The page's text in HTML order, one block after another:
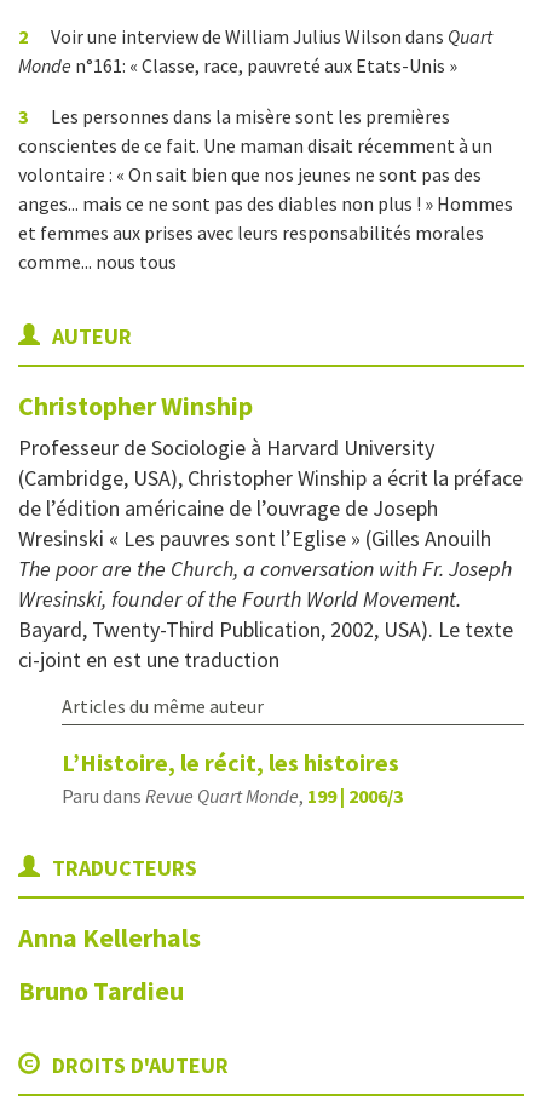
2 Voir une interview de William Julius Wilson dans Quart
Monde n°161: « Classe, race, pauvreté aux Etats-Unis »
3
Les personnes dans la misère sont les premières
conscientes de ce fait. Une maman disait récemment à un
volontaire : « On sait bien que nos jeunes ne sont pas des
anges... mais ce ne sont pas des diables non plus ! » Hommes
et femmes aux prises avec leurs responsabilités morales
comme... nous tous
AUTEUR
ChristopherWinship
Professeur de Sociologie à Harvard University
(Cambridge, USA), Christopher Winship a écrit la préface
de l’édition américaine de l’ouvrage de Joseph
Wresinski « Les pauvres sont l’Eglise » (Gilles Anouilh
The poor are the Church, a conversation with Fr. Joseph
Wresinski, founder of the Fourth World Movement.
Bayard, Twenty-Third Publication, 2002, USA). Le texte
ci-joint en est une traduction
Articles du même auteur
L’Histoire, le récit, les histoires
Paru dans Revue Quart Monde, 199 | 2006/3
TRADUCTEURS
Anna Kellerhals
BrunoTardieu
DROITS D'AUTEUR